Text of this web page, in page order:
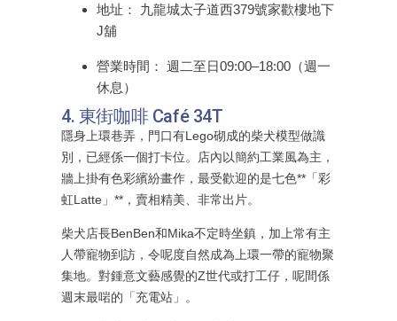
地址： 九龍城太子道西379號家歡樓地下
J舖
營業時間： 週二至日09:00–18:00（週一
休息）
4. 東街咖啡 Café 34T
隱身上環巷弄，門口有Lego砌成的柴犬模型做識
別，已經係一個打卡位。店內以簡約工業風為主，
牆上掛有色彩繽紛畫作，最受歡迎的是七色**「彩
虹Latte」**，賣相精美、非常出片。
柴犬店長BenBen和Mika不定時坐鎮，加上常有主
人帶寵物到訪，令呢度自然成為上環一帶的寵物聚
集地。對鍾意文藝感覺的Z世代或打工仔，呢間係
週末最啱的「充電站」。